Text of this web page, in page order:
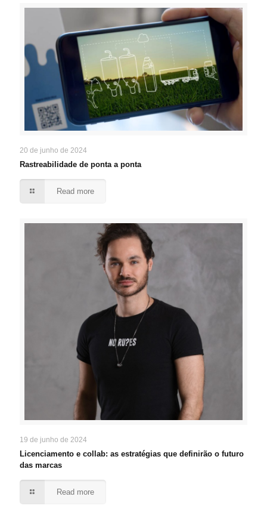
20 de junho de 2024
Rastreabilidade de ponta a ponta
Read more
19 de junho de 2024
Licenciamento e collab: as estratégias que definirão o futuro
das marcas
Read more